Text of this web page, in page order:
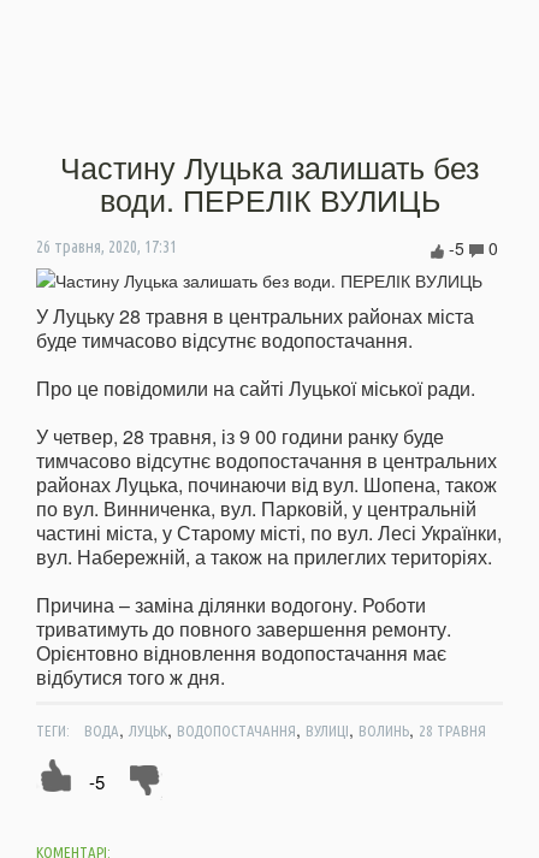
Частину Луцька залишать без
води. ПЕРЕЛІК ВУЛИЦЬ
26 травня, 2020, 17:31 0
-5
У Луцьку 28 травня в центральних районах міста
буде тимчасово відсутнє водопостачання.
Про це повідомили на сайті Луцької міської ради.
У четвер, 28 травня, із 9 00 години ранку буде
тимчасово відсутнє водопостачання в центральних
районах Луцька, починаючи від вул. Шопена, також
по вул. Винниченка, вул. Парковій, у центральній
частині міста, у Старому місті, по вул. Лесі Українки,
вул. Набережній, а також на прилеглих територіях.
Причина – заміна ділянки водогону. Роботи
триватимуть до повного завершення ремонту.
Орієнтовно відновлення водопостачання має
відбутися того ж дня.
ТЕГИ: ВОДА, ЛУЦЬК, ВОДОПОСТАЧАННЯ, ВУЛИЦІ, ВОЛИНЬ, 28 ТРАВНЯ
-5
КОМЕНТАРІ: